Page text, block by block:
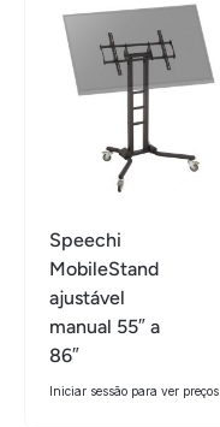
Speechi
MobileStand
ajustável
manual 55″ a
86″
Iniciar sessão para ver preços.